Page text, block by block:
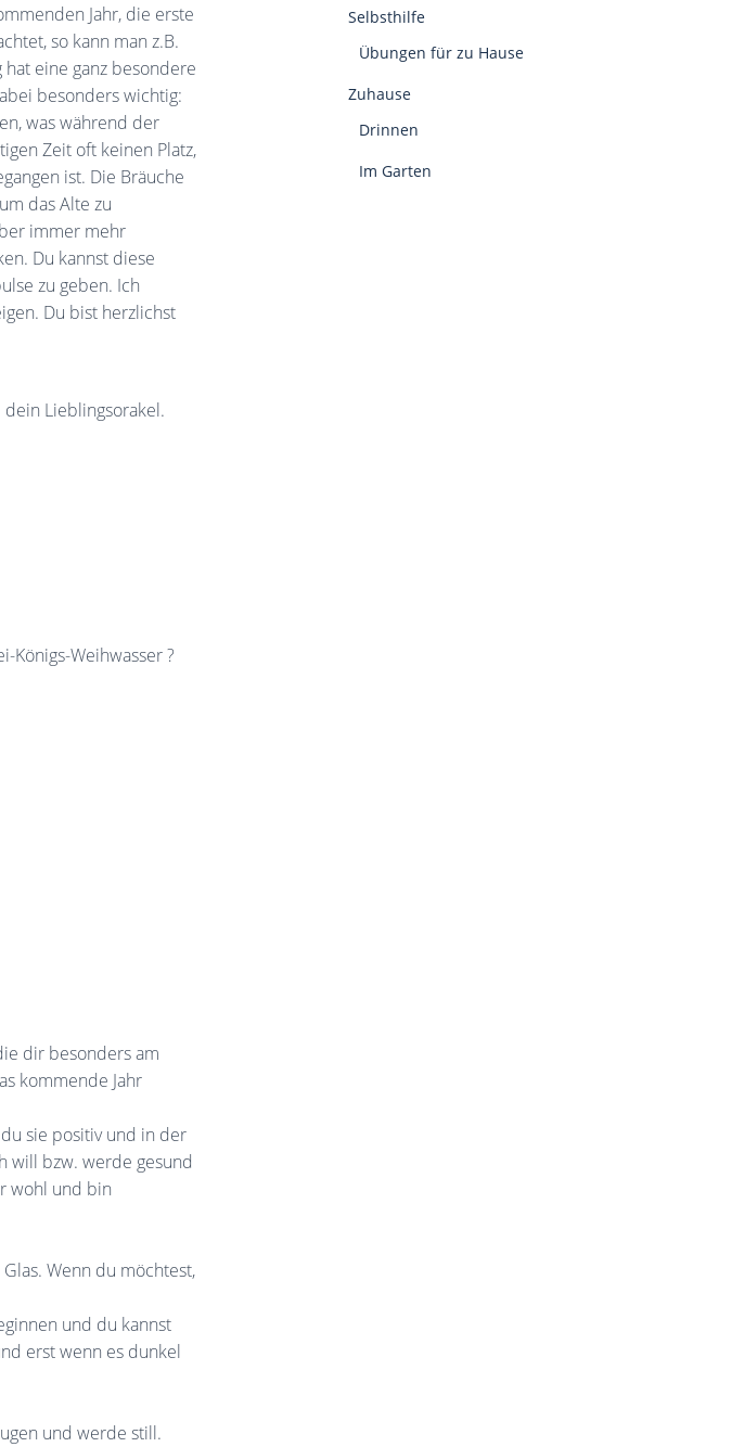
Jahr, die erste
so kann man z.B.
eine ganz besondere
besonders wichtig:
was während der
Zeit oft keinen Platz,
ist. Die Bräuche
das Alte zu
immer mehr
Du kannst diese
zu geben. Ich
Du bist herzlichst
dein Lieblingsorakel.
Königs-Weihwasser ?
dir besonders am
kommende Jahr
sie positiv und in der
will bzw. werde gesund
wohl und bin
Wenn du möchtest,
und du kannst
erst wenn es dunkel
und werde still.
Selbsthilfe
Übungen für zu Hause
Zuhause
Drinnen
Im Garten